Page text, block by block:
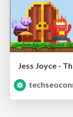
Jess Joyce -